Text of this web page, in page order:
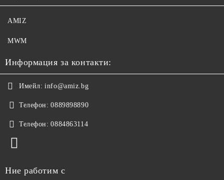
AMIZ
MWM
Информация за контакти:
Имейл: info@amiz.bg
Телефон: 0889898890
Телефон: 0884863114
Ние работим с